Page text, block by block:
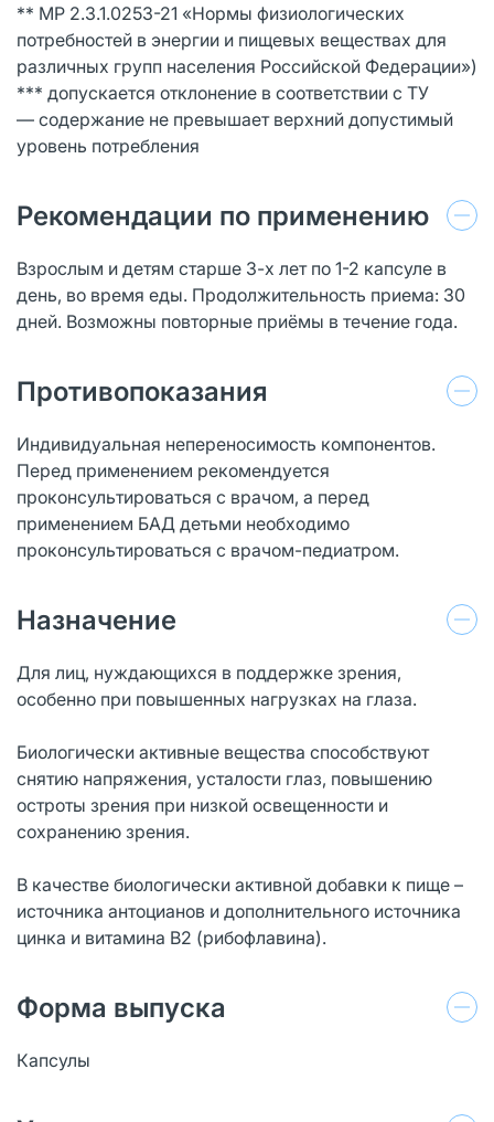
** MP 2.3.1.0253-21 «Нормы физиологических
потребностей в энергии и пищевых веществах для
различных групп населения Российской Федерации»)
*** допускается отклонение в соответствии с ТУ
— содержание не превышает верхний допустимый
уровень потребления
Рекомендации по применению
Взрослым и детям старше 3-х лет по 1-2 капсуле в
день, во время еды. Продолжительность приема: 30
дней. Возможны повторные приёмы в течение года.
Противопоказания
Индивидуальная непереносимость компонентов.
Перед применением рекомендуется
проконсультироваться с врачом, а перед
применением БАД детьми необходимо
проконсультироваться с врачом-педиатром.
Назначение
Для лиц, нуждающихся в поддержке зрения,
особенно при повышенных нагрузках на глаза.
Биологически активные вещества способствуют
снятию напряжения, усталости глаз, повышению
остроты зрения при низкой освещенности и
сохранению зрения.
В качестве биологически активной добавки к пище –
источника антоцианов и дополнительного источника
цинка и витамина В2 (рибофлавина).
Форма выпуска
Капсулы